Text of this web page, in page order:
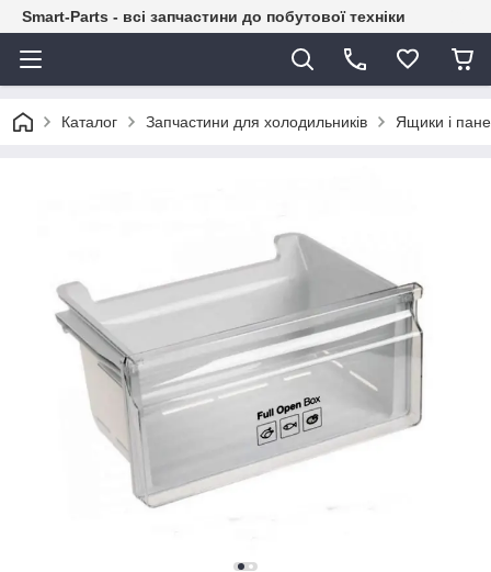
Smart-Parts - всі запчастини до побутової техніки
Каталог Запчастини для холодильників Ящики і